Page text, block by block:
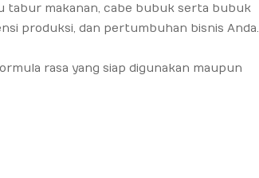
tabur makanan, cabe bubuk serta bubuk
produksi, dan pertumbuhan bisnis Anda.
rasa yang siap digunakan maupun